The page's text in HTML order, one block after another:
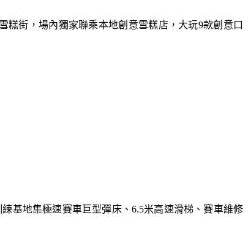
糕街，場內獨家聯乘本地創意雪糕店，大玩9款創意口
基地集極速賽車巨型彈床、6.5米高速滑梯、賽車維修